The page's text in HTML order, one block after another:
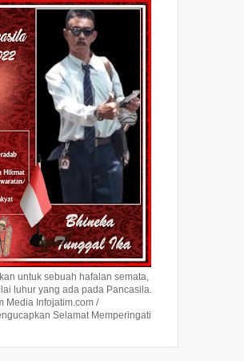
infojatim.com - Berani
Transparan Mengungkap
Membantu Yang Belum
Terungkap.Dir...
untuk sebuah hafalan semata,
luhur yang ada pada Pancasila.
Media Infojatim.com /
Selamat Memperingati